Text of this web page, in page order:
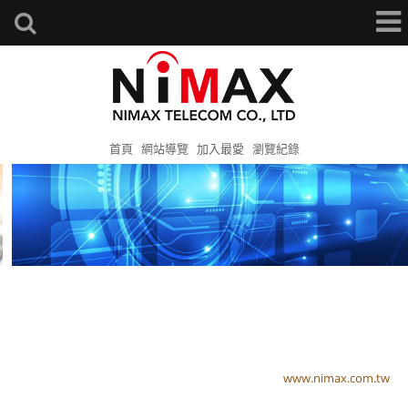
首頁 網站導覽 加入最愛 瀏覽紀錄
www.nimax.com.tw